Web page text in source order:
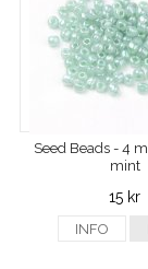
Seed Beads - 4
mint
15 kr
INFO